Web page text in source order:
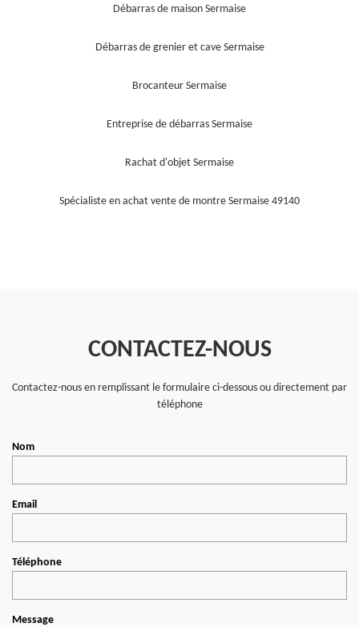
Débarras de maison Sermaise
Débarras de grenier et cave Sermaise
Brocanteur Sermaise
Entreprise de débarras Sermaise
Rachat d'objet Sermaise
Spécialiste en achat vente de montre Sermaise 49140
CONTACTEZ-NOUS
Contactez-nous en remplissant le formulaire ci-dessous ou directement par
téléphone
Nom
Email
Téléphone
Message